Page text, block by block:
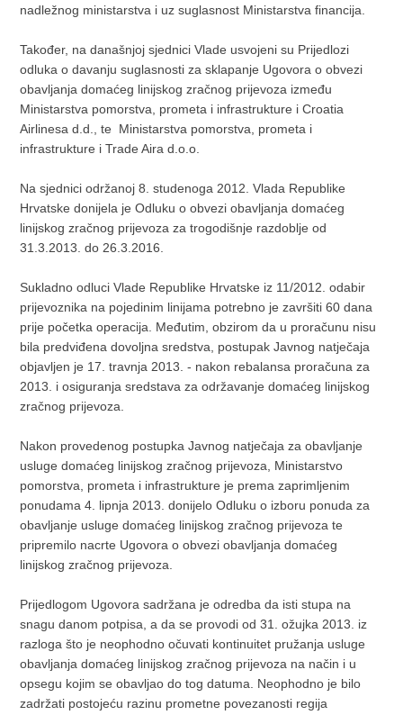
nadležnog ministarstva i uz suglasnost Ministarstva financija.
Također, na današnjoj sjednici Vlade usvojeni su Prijedlozi
odluka o davanju suglasnosti za sklapanje Ugovora o obvezi
obavljanja domaćeg linijskog zračnog prijevoza između
Ministarstva pomorstva, prometa i infrastrukture i Croatia
Airlinesa d.d., te Ministarstva pomorstva, prometa i
infrastrukture i Trade Aira d.o.o.
Na sjednici održanoj 8. studenoga 2012. Vlada Republike
Hrvatske donijela je Odluku o obvezi obavljanja domaćeg
linijskog zračnog prijevoza za trogodišnje razdoblje od
31.3.2013. do 26.3.2016.
Sukladno odluci Vlade Republike Hrvatske iz 11/2012. odabir
prijevoznika na pojedinim linijama potrebno je završiti 60 dana
prije početka operacija. Međutim, obzirom da u proračunu nisu
bila predviđena dovoljna sredstva, postupak Javnog natječaja
objavljen je 17. travnja 2013. - nakon rebalansa proračuna za
2013. i osiguranja sredstava za održavanje domaćeg linijskog
zračnog prijevoza.
Nakon provedenog postupka Javnog natječaja za obavljanje
usluge domaćeg linijskog zračnog prijevoza, Ministarstvo
pomorstva, prometa i infrastrukture je prema zaprimljenim
ponudama 4. lipnja 2013. donijelo Odluku o izboru ponuda za
obavljanje usluge domaćeg linijskog zračnog prijevoza te
pripremilo nacrte Ugovora o obvezi obavljanja domaćeg
linijskog zračnog prijevoza.
Prijedlogom Ugovora sadržana je odredba da isti stupa na
snagu danom potpisa, a da se provodi od 31. ožujka 2013. iz
razloga što je neophodno očuvati kontinuitet pružanja usluge
obavljanja domaćeg linijskog zračnog prijevoza na način i u
opsegu kojim se obavljao do tog datuma. Neophodno je bilo
zadržati postojeću razinu prometne povezanosti regija